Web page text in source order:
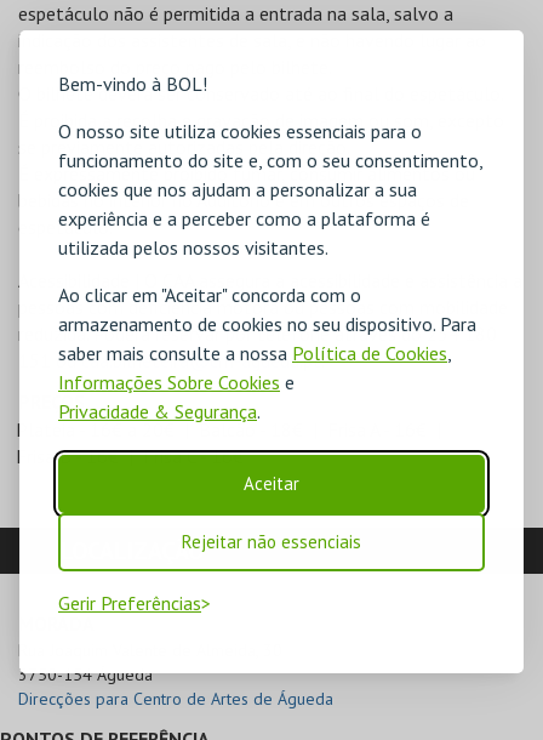
Bem-vindo à BOL!
O nosso site utiliza cookies essenciais para o
funcionamento do site e, com o seu consentimento,
cookies que nos ajudam a personalizar a sua
experiência e a perceber como a plataforma é
utilizada pelos nossos visitantes.
Ao clicar em "Aceitar" concorda com o
armazenamento de cookies no seu dispositivo. Para
saber mais consulte a nossa Política de Cookies,
Informações Sobre Cookies e
Privacidade & Segurança.
Aceitar
Rejeitar não essenciais
Gerir Preferências
espetáculo não é permitida a entrada na sala, salvo a
indicação dos assistentes de sala, e não havendo lugar ao
reembolso do preço pago pelo bilhete.
O bilhete deverá ser conservado até ao final do espetáculo.
É proibida a recolha e gravação de imagem ou som, excepto
se previamente autorizadas pela direção.
É expressamente proibido fumar, consumir alimentos ou
bebidas no interior no Auditório e em outros espaços de
espetáculo.
Acessibilidade | O CAA assegura a acessibilidade e assistência a
pessoas com deficiência motora ou pessoas com mobilidade
reduzida. Poderá reservar por telefone através do 234 180
151 oucaa.bilheteira@cm-agueda.pt.
PREÇOS
Plateia - 16€ a 20€
Balcão - 18€
Frisa B - 16€
Frisa C - 16€
LOCALIZAÇÃO
Rua Joaquim Valente de Almeida, 30
3750-154 Águeda
Direcções para Centro de Artes de Águeda